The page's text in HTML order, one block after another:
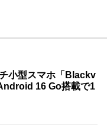
小型スマホ「Blackv
16 Go搭載で1